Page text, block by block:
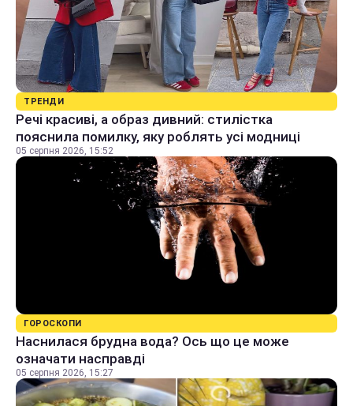
ТРЕНДИ
Речі красиві, а образ дивний: стилістка
пояснила помилку, яку роблять усі модниці
05 серпня 2026, 15:52
ГОРОСКОПИ
Наснилася брудна вода? Ось що це може
означати насправді
05 серпня 2026, 15:27